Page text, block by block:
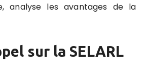
analyse les avantages de la
sur la SELARL